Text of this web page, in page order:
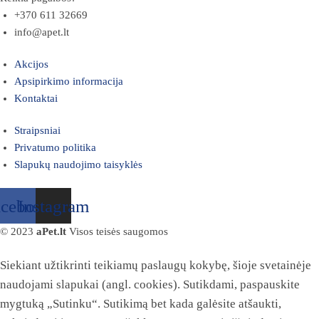
+370 611 32669
info@apet.lt
Akcijos
Apsipirkimo informacija
Kontaktai
Straipsniai
Privatumo politika
Slapukų naudojimo taisyklės
Instagram
© 2023 aPet.lt Visos teisės saugomos
Siekiant užtikrinti teikiamų paslaugų kokybę, šioje svetainėje
naudojami slapukai (angl. cookies). Sutikdami, paspauskite
mygtuką „Sutinku“. Sutikimą bet kada galėsite atšaukti,